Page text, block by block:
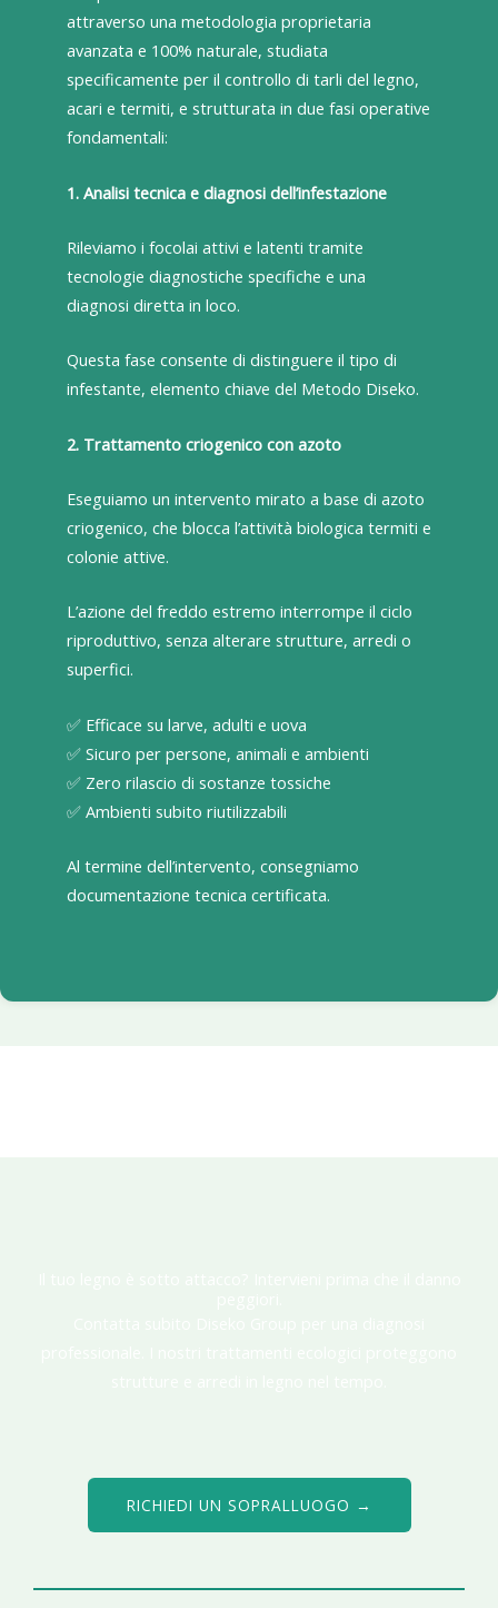
attraverso una metodologia proprietaria
avanzata e 100% naturale, studiata
specificamente per il controllo di tarli del legno,
acari e termiti, e strutturata in due fasi operative
fondamentali:
1. Analisi tecnica e diagnosi dell’infestazione
Rileviamo i focolai attivi e latenti tramite
tecnologie diagnostiche specifiche e una
diagnosi diretta in loco.
Questa fase consente di distinguere il tipo di
infestante, elemento chiave del Metodo Diseko.
2. Trattamento criogenico con azoto
Eseguiamo un intervento mirato a base di azoto
criogenico, che blocca l’attività biologica termiti e
colonie attive.
L’azione del freddo estremo interrompe il ciclo
riproduttivo, senza alterare strutture, arredi o
superfici.
✅ Efficace su larve, adulti e uova
✅ Sicuro per persone, animali e ambienti
✅ Zero rilascio di sostanze tossiche
✅ Ambienti subito riutilizzabili
Al termine dell’intervento, consegniamo
documentazione tecnica certificata.
RICHIEDI UN SOPRALLUOGO →